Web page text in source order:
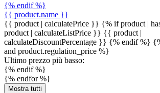
{% endif %}
{{ product.name }}
{{ product | calculatePrice }} {% if product |
product | calculateListPrice }} {{ product |
calculateDiscountPercentage }} {% endif %}
and product.regulation_price %}
Ultimo prezzo più basso:
{% endif %}
{% endfor %}
Mostra tutti